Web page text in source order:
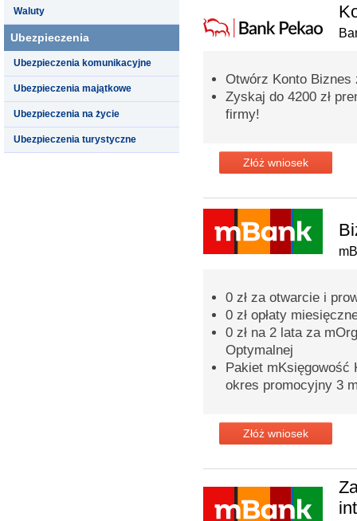
Waluty
Ubezpieczenia
Ubezpieczenia komunikacyjne
Ubezpieczenia majątkowe
Ubezpieczenia na życie
Ubezpieczenia turystyczne
Otwórz Konto Biznes
Zyskaj do 4200 zł
firmy!
Złóż wniosek
0 zł za otwarcie i
0 zł opłaty
0 zł na 2 lata za
Optymalnej
Pakiet mKsięgowość
okres promocyjny 3
Złóż wniosek